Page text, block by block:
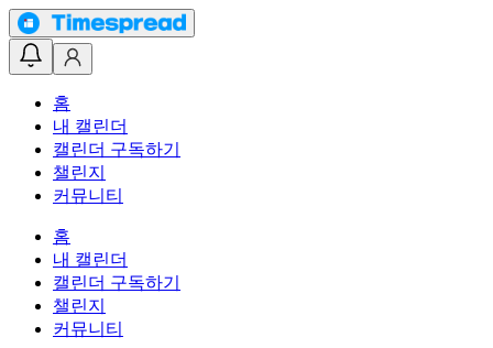
홈
내 캘린더
캘린더 구독하기
챌린지
커뮤니티
홈
내 캘린더
캘린더 구독하기
챌린지
커뮤니티